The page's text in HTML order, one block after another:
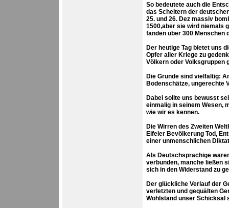
So bedeutete auch die
das Scheitern der
25. und 26. Dez massiv
1500,aber sie wird niemals
fanden über 300 Menschen
Der heutige Tag bietet uns
Opfer aller Kriege zu
Völkern oder Volksgruppen
Die Gründe sind vielfältig:
Bodenschätze, ungerechte
Dabei sollte uns bewusst
einmalig in seinem Wesen,
wie wir es kennen.
Die Wirren des Zweiten
Eifeler Bevölkerung Tod,
einer unmenschlichen
Als Deutschsprachige
verbunden, manche ließen
sich in den Widerstand zu
Der glückliche Verlauf der
verletzten und gequälten
Wohlstand unser Schicksal